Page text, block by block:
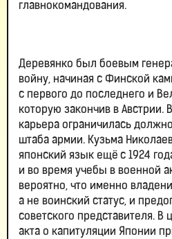
главнокомандования.
Деревянко был боевым
войну, начиная с Финской
с первого до последнего и
которую закончив в Австрии.
карьера ограничилась
штаба армии. Кузьма
японский язык ещё с 1924
и во время учебы в военной
вероятно, что именно
а не воинский статус, и
советского представителя.
акта о капитуляции Японии